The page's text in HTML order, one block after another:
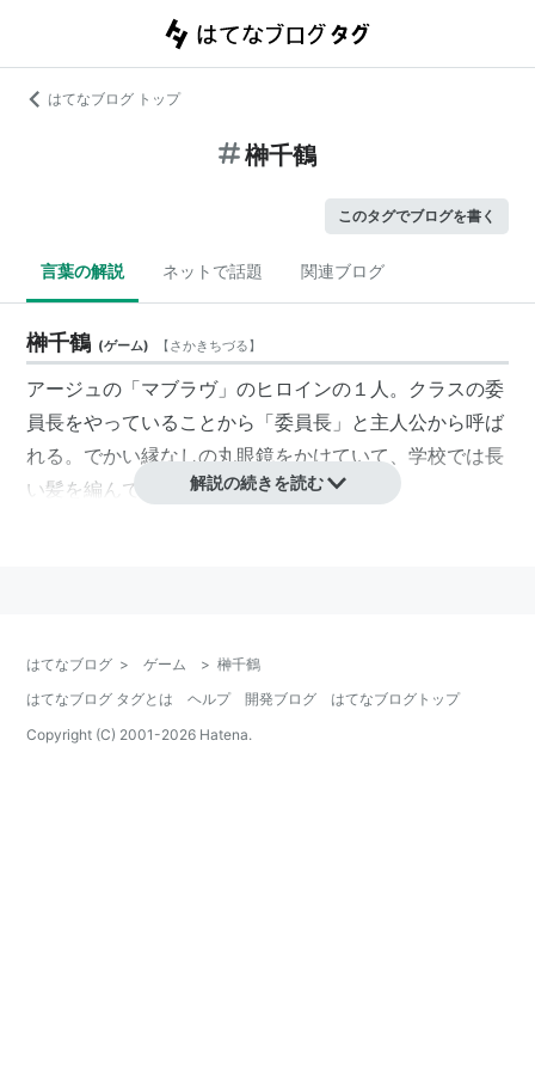
はてなブログ トップ
榊千鶴
このタグでブログを書く
言葉の解説 ネットで話題 関連ブログ
榊千鶴 (ゲーム) 【さかきちづる】
アージュの「マブラヴ」のヒロインの１人。クラスの委
員長をやっていることから「委員長」と主人公から呼ば
れる。でかい縁なしの丸眼鏡をかけていて、学校では長
い髪を編んでいる。解説の続きを読む
はてなブログ > ゲーム > 榊千鶴
はてなブログ タグとは
ヘルプ 開発ブログ
はてなブログトップ
Copyright (C) 2001-2026 Hatena.